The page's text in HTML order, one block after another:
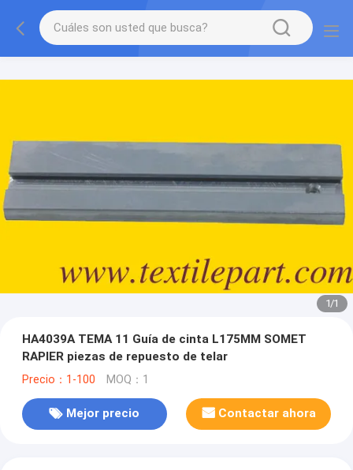
1/1
HA4039A TEMA 11 Guía de cinta L175MM SOMET
RAPIER piezas de repuesto de telar
Precio：1-100 MOQ：1
Mejor precio Contactar ahora